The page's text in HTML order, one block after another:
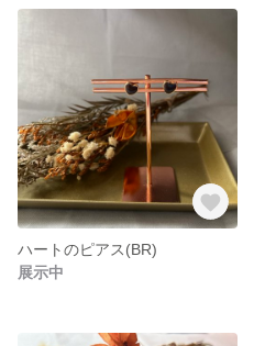
ハートのピアス(BR)
展示中